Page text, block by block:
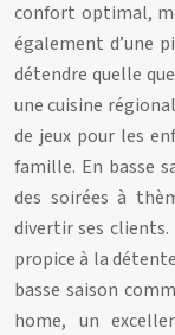
confort optimal,
également d’une
détendre quelle
une cuisine
de jeux pour les
famille. En basse
des soirées à
divertir ses clients.
propice à la
basse saison
home, un